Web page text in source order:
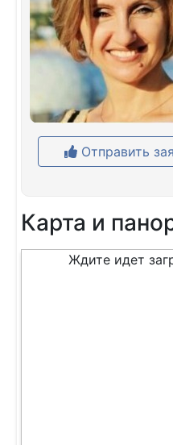
Отправить
Карта и
Ждите идет